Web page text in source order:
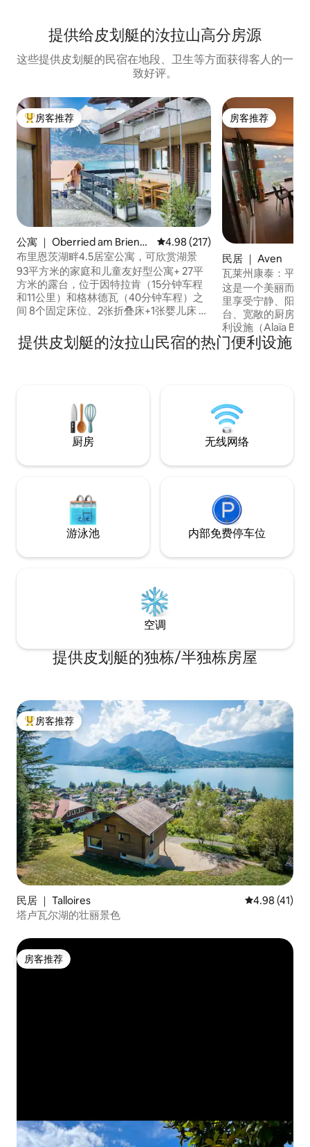
提供给皮划艇的汝拉山高分房源
这些提供皮划艇的民宿在地段、卫生等方面获得客人的一
致好评。
热门「房客推荐」
房客推荐
公寓 ｜ Oberried am Brienze
rsee
平均评分 4.98 分（满分 5 分），
4.98 (217)
布里恩茨湖畔4.5居室公寓，可欣赏湖景
93平方米的家庭和儿童友好型公寓+ 27平
方米的露台，位于因特拉肯（15分钟车程
和11公里）和格林德瓦（40分钟车程）之
间 8个固定床位、2张折叠床+1张婴儿床 距
市8分钟路程 Oberried提供徒步路线、在
湖中畅游、骑自行车、滑雪和步行路线。
房客推荐
房客推荐
民居 ｜ Aven
瓦莱州康泰：平原
这是一个美丽而宁
里享受宁静、阳
台、宽敞的厨房和按摩浴
利设施（Alaïa
（Veysonnaz、
Nendaz），您还
步。
提供皮划艇的汝拉山民宿的热门便利设施
厨房 无线网络
游泳池 内部免费停车位
空调
提供皮划艇的独栋/半独栋房屋
热门「房客推荐」
房客推荐
民居 ｜ Talloires 平均评分
4.98 (41)
塔卢瓦尔湖的壮丽景色
房客推荐
房客推荐